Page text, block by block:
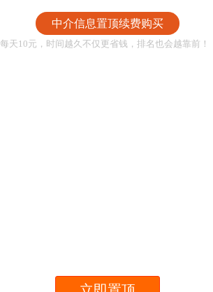
中介信息置顶续费购买
每天10元，时间越久不仅更省钱，排名也会越靠前！